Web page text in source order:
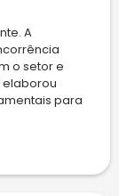
A
o setor e
elaborou
para